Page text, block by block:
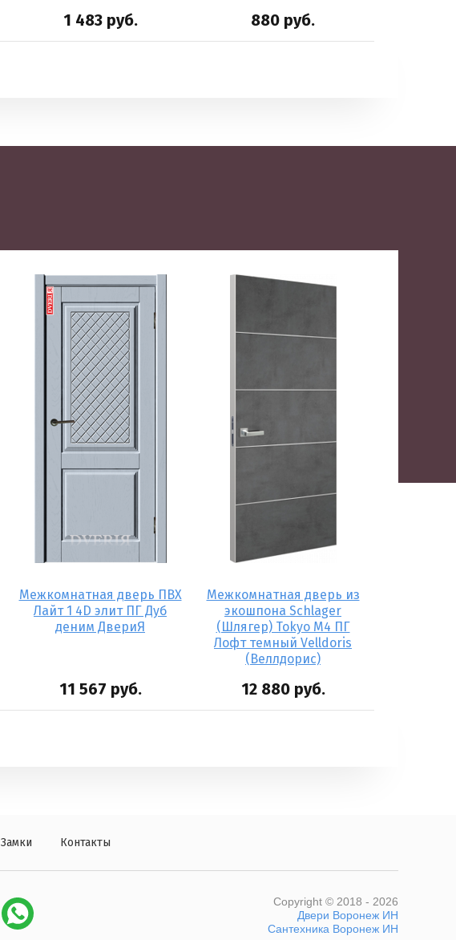
1 483руб. 880 руб.
Межкомнатная дверь ПВХ
Лайт 1 4D элит ПГ Дуб
деним ДвериЯ
11 567 руб.
Межкомнатная дверь из
экошпона Schlager
(Шлягер) Tokyo М4 ПГ
Лофт темный Velldoris
(Веллдорис)
12 880руб.
Замки Контакты
Copyright © 2018 - 2026
Двери Воронеж ИН
Сантехника Воронеж ИН